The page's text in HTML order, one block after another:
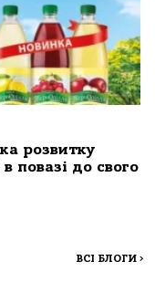
розвитку
повазі до свого
ВСІ БЛОГИ >